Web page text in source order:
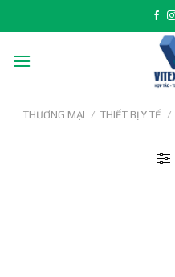
to
THƯƠNG MẠI / THIẾT BỊ Y TẾ /